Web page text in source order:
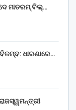
ମାତରମ୍‌ ବିଲ୍‌…
ଧାରଣାରେ…